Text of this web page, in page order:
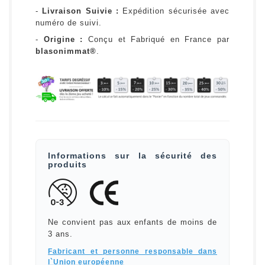
- Livraison Suivie :
Expédition sécurisée avec
numéro de suivi.
- Origine :
Conçu et Fabriqué en France par
blasonimmat®.
Informations sur la sécurité des
produits
Ne convient pas aux enfants de moins de
3 ans.
Fabricant et personne responsable dans
l`Union européenne